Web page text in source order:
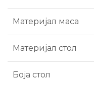
Материјал маса
Материјал стол
Боја стол